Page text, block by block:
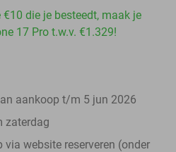
die je besteedt, maak je
17 Pro t.w.v. €1.329!
aankoop t/m 5 jun 2026
zaterdag
via website reserveren (onder